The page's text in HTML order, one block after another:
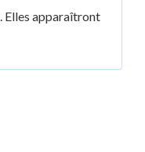
Elles apparaîtront